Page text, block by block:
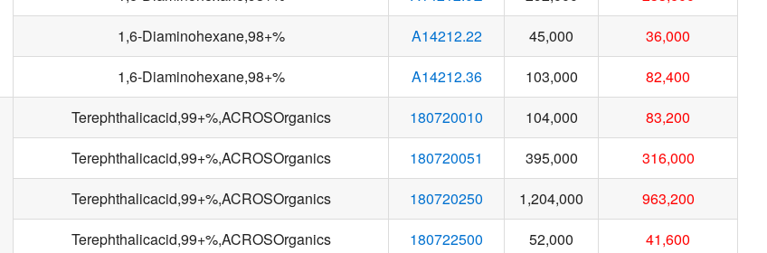
1,6-Diaminohexane,98+%
A14212.22 45,000
36,000
1,6-Diaminohexane,98+%
A14212.36 103,000 82,400
Terephthalicacid,99+%,ACROSOrganics 180720010 104,000
83,200
Terephthalicacid,99+%,ACROSOrganics
180720051 395,000
316,000
Terephthalicacid,99+%,ACROSOrganics
180720250 1,204,000
963,200
Terephthalicacid,99+%,ACROSOrganics
180722500 52,000
41,600